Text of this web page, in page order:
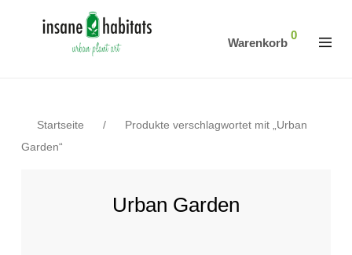
Warenkorb
0
Startseite /
Produkte verschlagwortet mit „Urban
Garden“
Urban Garden